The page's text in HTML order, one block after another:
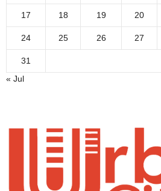
17 18 19 20
24 25 26 27
31
« Jul